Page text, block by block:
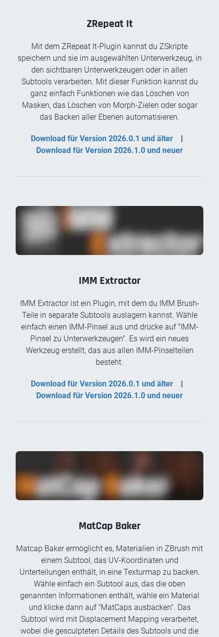
ZRepeat It
Mit dem ZRepeat It-Plugin kannst du ZSkripte
speichern und sie im ausgewählten Unterwerkzeug, in
den sichtbaren Unterwerkzeugen oder in allen
Subtools verarbeiten. Mit dieser Funktion kannst du
ganz einfach Funktionen wie das Löschen von
Masken, das Löschen von Morph-Zielen oder sogar
das Backen aller Ebenen automatisieren.
Download für Version 2026.0.1 und älter
Download für Version 2026.1.0 und neuer
IMM Extractor
IMM Extractor ist ein Plugin, mit dem du IMM Brush-
Teile in separate Subtools auslagern kannst. Wähle
einfach einen IMM-Pinsel aus und drücke auf "IMM-
Pinsel zu Unterwerkzeugen". Es wird ein neues
Werkzeug erstellt, das aus allen IMM-Pinselteilen
besteht.
Download für Version 2026.0.1 und älter
|
Download für Version 2026.1.0 und neuer
MatCap Baker
Matcap Baker ermöglicht es, Materialien in ZBrush mit
einem Subtool, das UV-Koordinaten und
Unterteilungen enthält, in eine Texturmap zu backen.
Wähle einfach ein Subtool aus, das die oben
genannten Informationen enthält, wähle ein Material
und klicke dann auf "MatCaps ausbacken". Das
Subtool wird mit Displacement Mapping verarbeitet,
wobei die gesculpteten Details des Subtools und die